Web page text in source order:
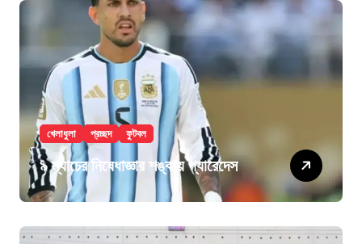
খেলাধুলা প্রচ্ছদ ফুটবল
৯ ম্যাচের নিষেধাজ্ঞার শঙ্কায় প্যারেদেস